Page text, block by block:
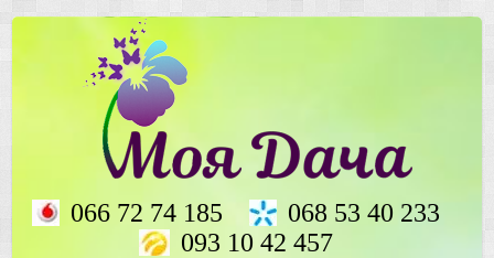
066 72 74 185
068 53 40 233
093 10 42 457